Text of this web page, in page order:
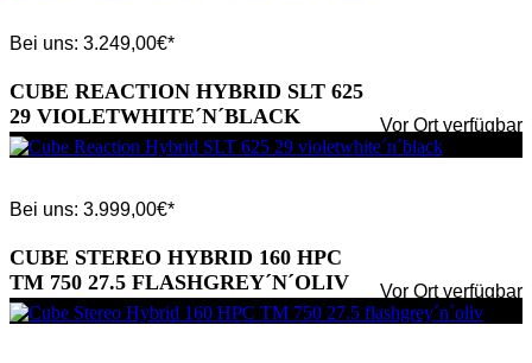
Bei uns: 3.249,00€*
Vor Ort verfügbar
CUBE REACTION HYBRID SLT 625
29 VIOLETWHITE´N´BLACK
Bei uns: 3.999,00€*
Vor Ort verfügbar
CUBE STEREO HYBRID 160 HPC
TM 750 27.5 FLASHGREY´N´OLIV